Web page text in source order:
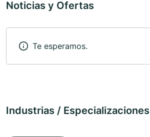
Noticias y Ofertas
Te esperamos.
Industrias / Especializaciones